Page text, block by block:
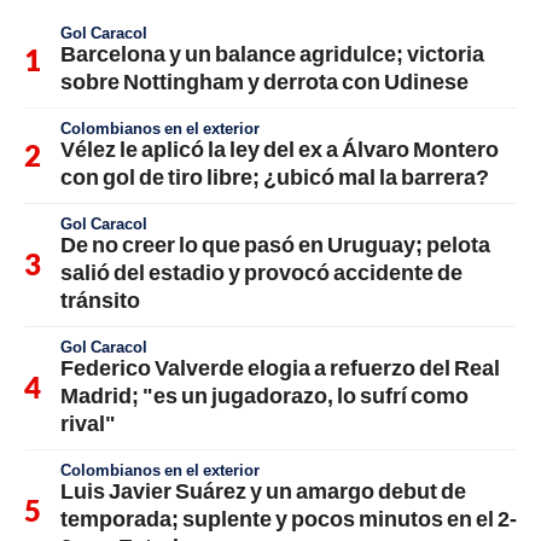
Gol Caracol
Barcelona y un balance agridulce; victoria
sobre Nottingham y derrota con Udinese
Colombianos en el exterior
Vélez le aplicó la ley del ex a Álvaro Montero
con gol de tiro libre; ¿ubicó mal la barrera?
Gol Caracol
De no creer lo que pasó en Uruguay; pelota
salió del estadio y provocó accidente de
tránsito
Gol Caracol
Federico Valverde elogia a refuerzo del Real
Madrid; "es un jugadorazo, lo sufrí como
rival"
Colombianos en el exterior
Luis Javier Suárez y un amargo debut de
temporada; suplente y pocos minutos en el 2-